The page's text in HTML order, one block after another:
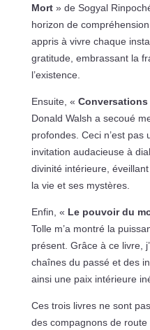
Mort» de Sogyal
horizon de
appris à vivre chaque
gratitude, embrassant la
l’existence.
Ensuite, « Conversations
Donald Walsh a secoué
profondes. Ceci n’est
invitation audacieuse à
divinité intérieure,
la vie et ses mystères.
Enfin, « Le pouvoir du
Tolle m’a montré la
présent. Grâce à ce livre,
chaînes du passé et des
ainsi une paix intérieure
Ces trois livres ne sont
des compagnons de